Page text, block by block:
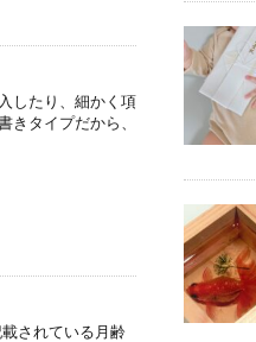
したり、細かく項
きタイプだから、
されている月齢